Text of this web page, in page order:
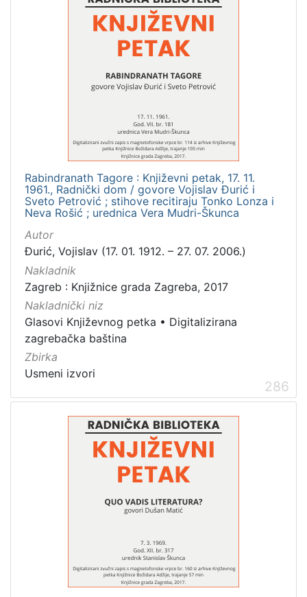
Rabindranath Tagore : Književni petak, 17. 11.
1961., Radnički dom / govore Vojislav Đurić i
Sveto Petrović ; stihove recitiraju Tonko Lonza i
Neva Rošić ; urednica Vera Mudri-Škunca
Autor
Đurić, Vojislav (17. 01. 1912. – 27. 07. 2006.)
Nakladnik
Zagreb : Knjižnice grada Zagreba, 2017
Nakladnički niz
Glasovi Književnog petka • Digitalizirana
zagrebačka baština
Zbirka
Usmeni izvori
286